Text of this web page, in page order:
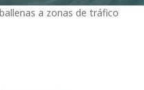
a zonas de tráfico